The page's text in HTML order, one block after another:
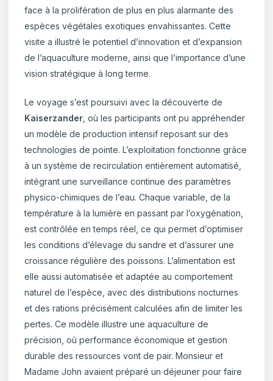
face à la prolifération de plus en plus alarmante des
espèces végétales exotiques envahissantes. Cette
visite a illustré le potentiel d’innovation et d’expansion
de l’aquaculture moderne, ainsi que l’importance d’une
vision stratégique à long terme.
Le voyage s’est poursuivi avec la découverte de
Kaiserzander , où les participants ont pu appréhender
un modèle de production intensif reposant sur des
technologies de pointe. L’exploitation fonctionne grâce
à un système de recirculation entièrement automatisé,
intégrant une surveillance continue des paramètres
physico-chimiques de l’eau. Chaque variable, de la
température à la lumière en passant par l’oxygénation,
est contrôlée en temps réel, ce qui permet d’optimiser
les conditions d’élevage du sandre et d’assurer une
croissance régulière des poissons. L’alimentation est
elle aussi automatisée et adaptée au comportement
naturel de l’espèce, avec des distributions nocturnes
et des rations précisément calculées afin de limiter les
pertes. Ce modèle illustre une aquaculture de
précision, où performance économique et gestion
durable des ressources vont de pair. Monsieur et
Madame John avaient préparé un déjeuner pour faire